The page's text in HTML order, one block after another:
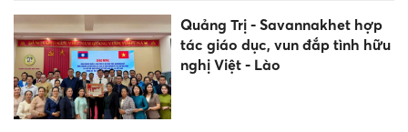
Quảng Trị - Savannakhet hợp
tác giáo dục, vun đắp tình hữu
nghị Việt - Lào